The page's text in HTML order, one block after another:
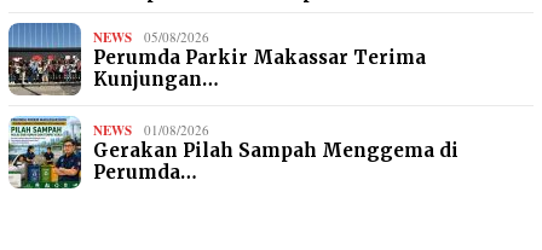
NEWS 05/08/2026
Perumda Parkir Makassar Terima
Kunjungan…
NEWS 01/08/2026
Gerakan Pilah Sampah Menggema di
Perumda…